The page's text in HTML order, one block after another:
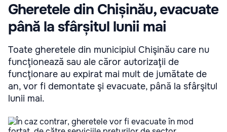
Gheretele din Chișinău, evacuate
până la sfârșitul lunii mai
Toate gheretele din municipiul Chişinău care nu
funcţionează sau ale căror autorizaţii de
funcţionare au expirat mai mult de jumătate de
an, vor fi demontate şi evacuate, până la sfârşitul
lunii mai.